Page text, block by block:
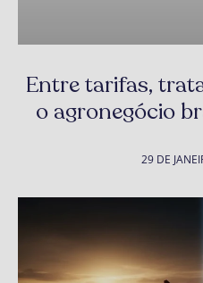
Entre tarifas,
o agronegócio
29 DE